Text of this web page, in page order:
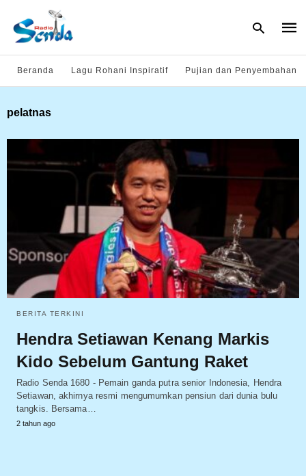
Beranda Lagu Rohani Inspiratif Pujian dan Penyembahan
pelatnas
BERITA TERKINI
Hendra Setiawan Kenang Markis
Kido Sebelum Gantung Raket
Radio Senda 1680 - Pemain ganda putra senior Indonesia, Hendra
Setiawan, akhirnya resmi mengumumkan pensiun dari dunia bulu
tangkis. Bersama…
2 tahun ago